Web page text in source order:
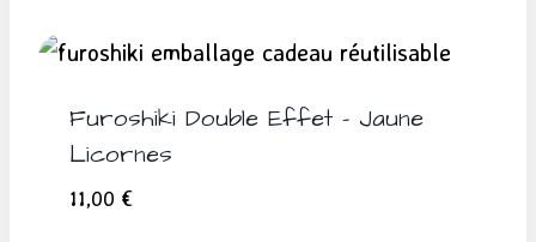
à
Furoshiki Double Effet – Jaune
Licornes
11,00 €